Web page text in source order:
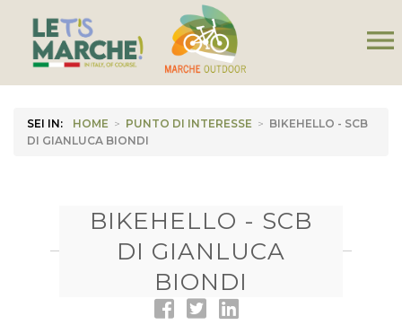
menu
SEI IN: HOME > PUNTO DI INTERESSE > BIKEHELLO - SCB
DI GIANLUCA BIONDI
BIKEHELLO - SCB
DI GIANLUCA
BIONDI